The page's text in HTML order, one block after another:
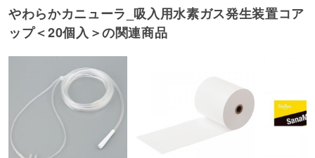
やわらかカニューラ_吸入用水素ガス発生装置コア
ップ＜20個入＞の関連商品